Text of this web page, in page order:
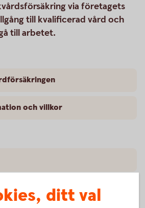
via företagets
till kvalificerad vård och
till arbetet.
och villkor
ditt val